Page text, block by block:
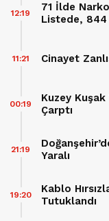
71 İlde
Listede,
12:19
Cinayet
11:21
Kuzey
Çarptı
00:19
Yaralı
21:19
Kablo
Tutuklandı
19:20